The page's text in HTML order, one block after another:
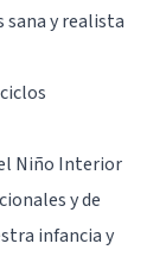
y realista
Niño Interior
y de
infancia y